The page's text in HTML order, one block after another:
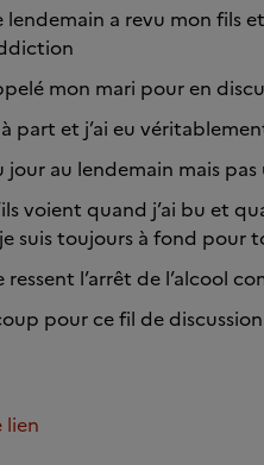
lendemain a revu mon fils
mon mari pour en
à part et j’ai eu
jour au lendemain mais
voient quand j’ai bu et
suis toujours à fond pour
ressent l’arrêt de l’alcool
pour ce fil de discussion
lien